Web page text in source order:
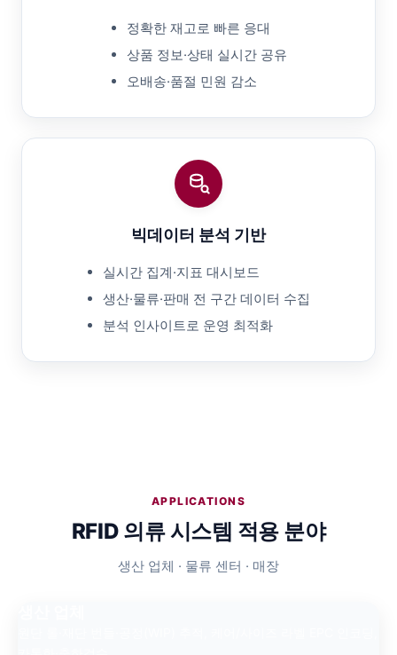
정확한 재고로 빠른 응대
상품 정보·상태 실시간 공유
오배송·품절 민원 감소
빅데이터 분석 기반
실시간 집계·지표 대시보드
생산·물류·판매 전 구간 데이터 수집
분석 인사이트로 운영 최적화
APPLICATIONS
RFID 의류 시스템 적용 분야
생산 업체 · 물류 센터 · 매장